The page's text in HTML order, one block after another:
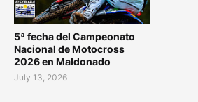
5ª fecha del Campeonato
Nacional de Motocross
2026 en Maldonado
July 13, 2026